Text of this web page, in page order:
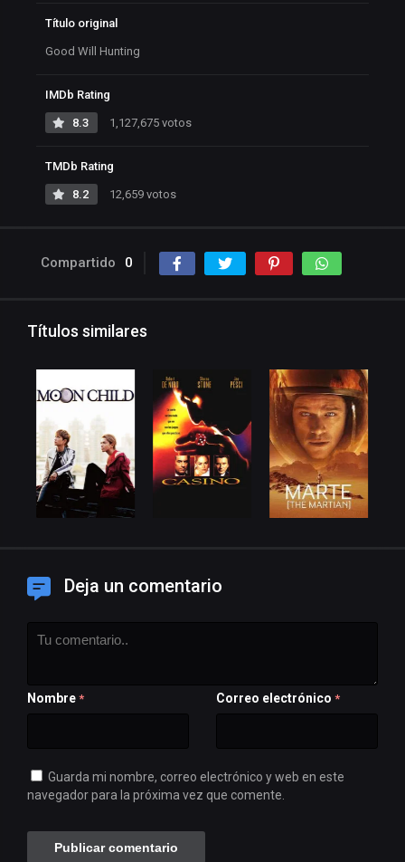
Título original
Good Will Hunting
IMDb Rating
8.3 1,127,675 votos
TMDb Rating
8.2 12,659 votos
Compartido 0
Títulos similares
Deja un comentario
Nombre * Correo electrónico *
Guarda mi nombre, correo electrónico y web en este
navegador para la próxima vez que comente.